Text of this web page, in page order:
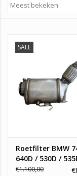
roetfilters
Welke roetfilter
Mocht u er niet
wij paraat om u te
chassisnummer.
bronnen:
06-13626597
SALE
Roetfilter BMW
640D / 530D /
430D / 330D
€1.100,00